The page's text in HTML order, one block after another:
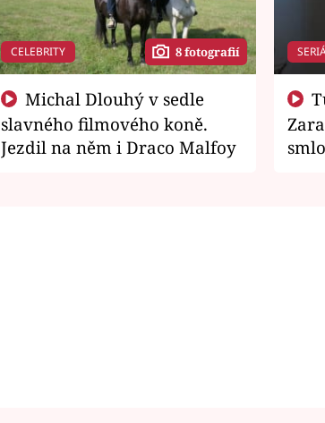
CELEBRITY 8 fotografií
slavného filmového koně.
Jezdil na něm i Draco Malfoy